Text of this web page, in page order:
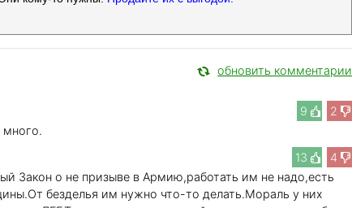
обновить комментарии
9 2
много.
13
4
Закон о не призыве в Армию,работать им не надо,есть
безделья им нужно что-то делать.Мораль у них